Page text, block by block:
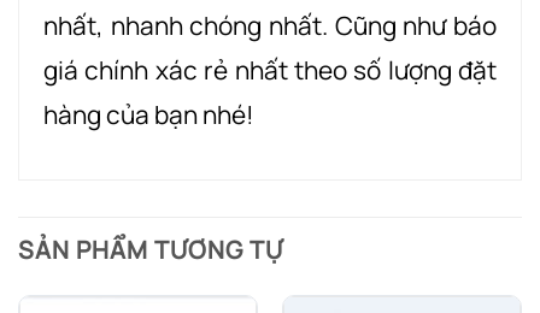
nhất, nhanh chóng nhất. Cũng như báo
giá chính xác rẻ nhất theo số lượng đặt
hàng của bạn nhé!
SẢN PHẨM TƯƠNG TỰ